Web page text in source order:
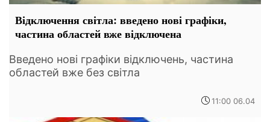
Відключення світла: введено нові графіки,
частина областей вже відключена
Введено нові графіки відключень, частина
областей вже без світла
11:00 06.04